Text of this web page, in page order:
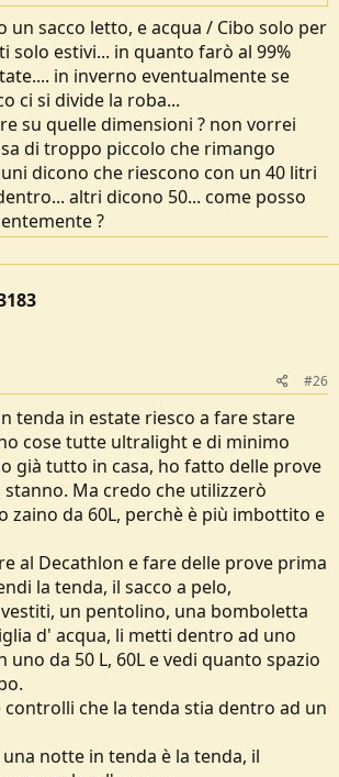
un sacco letto, e acqua / Cibo solo per
solo estivi... in quanto farò al 99%
in inverno eventualmente se
ci si divide la roba...
su quelle dimensioni ? non vorrei
di troppo piccolo che rimango
dicono che riescono con un 40 litri
altri dicono 50... come posso
?
#26
tenda in estate riesco a fare stare
cose tutte ultralight e di minimo
già tutto in casa, ho fatto delle prove
stanno. Ma credo che utilizzerò
zaino da 60L, perchè è più imbottito e
al Decathlon e fare delle prove prima
la tenda, il sacco a pelo,
un pentolino, una bomboletta
d' acqua, li metti dentro ad uno
uno da 50 L, 60L e vedi quanto spazio
che la tenda stia dentro ad un
notte in tenda è la tenda, il